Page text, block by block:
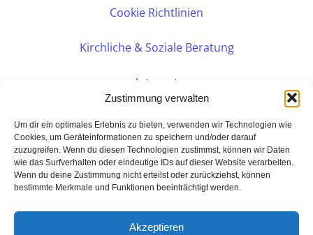
Zustimmung verwalten
Um dir ein optimales Erlebnis zu bieten, verwenden wir Technologien wie
Cookies, um Geräteinformationen zu speichern und/oder darauf
zuzugreifen. Wenn du diesen Technologien zustimmst, können wir Daten
wie das Surfverhalten oder eindeutige IDs auf dieser Website verarbeiten.
Wenn du deine Zustimmung nicht erteilst oder zurückziehst, können
bestimmte Merkmale und Funktionen beeinträchtigt werden.
Akzeptieren
Cookie Richtlinien
Kirchliche & Soziale Beratung
Intranet
PERSÖNLICHE BERATUNG
BarmeniaGothaer Agentur Rudolf